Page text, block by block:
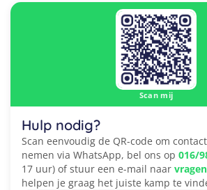
Scan mij
Hulp nodig?
Scan eenvoudig de QR-code om
nemen via WhatsApp, bel ons op 016/
17 uur) of stuur een e-mail naar
helpen je graag het juiste kamp te